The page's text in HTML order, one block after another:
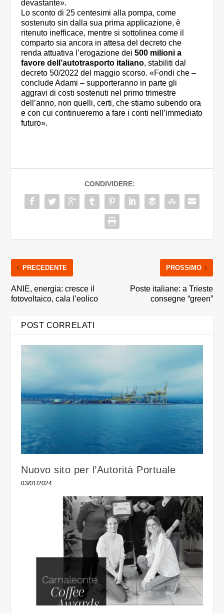
devastante».
Lo sconto di 25 centesimi alla pompa, come
sostenuto sin dalla sua prima applicazione, è
ritenuto inefficace, mentre si sottolinea come il
comparto sia ancora in attesa del decreto che
renda attuativa l’erogazione dei 500 milioni a
favore dell’autotrasporto italiano, stabiliti dal
decreto 50/2022 del maggio scorso. «Fondi che –
conclude Adami – supporteranno in parte gli
aggravi di costi sostenuti nel primo trimestre
dell’anno, non quelli, certi, che stiamo subendo ora
e con cui continueremo a fare i conti nell’immediato
futuro».
CONDIVIDERE:
PRECEDENTE
ANIE, energia: cresce il
fotovoltaico, cala l’eolico
PROSSIMO
Poste italiane: a Trieste
consegne “green”
POST CORRELATI
Nuovo sito per l’Autorità Portuale
03/01/2024